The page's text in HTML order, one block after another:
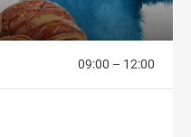
09:00 – 12:00